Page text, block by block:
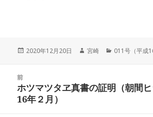
投
2020年12月20日
作
宮崎
カ
ー
011号（平成
前
前
の
ホツマツタヱ真書の証明（朝間
16年２月）